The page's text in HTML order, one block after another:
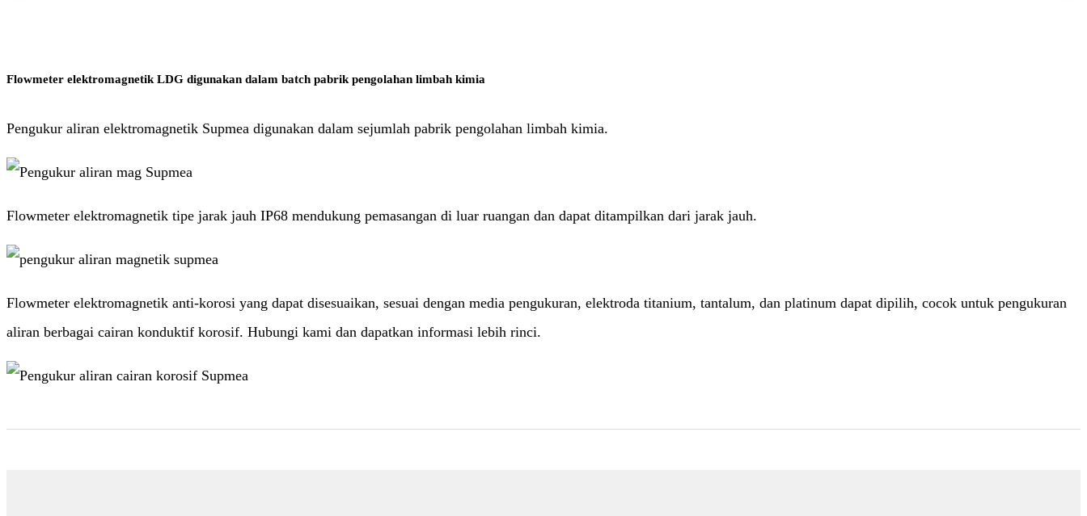
Flowmeter elektromagnetik LDG digunakan dalam batch pabrik pengolahan limbah kimia
Pengukur aliran elektromagnetik Supmea digunakan dalam sejumlah pabrik pengolahan limbah kimia.
Flowmeter elektromagnetik tipe jarak jauh IP68 mendukung pemasangan di luar ruangan dan dapat ditampilkan dari jarak jauh.
Flowmeter elektromagnetik anti-korosi yang dapat disesuaikan, sesuai dengan media pengukuran, elektroda titanium, tantalum, dan platinum dapat dipilih, cocok untuk pengukuran
aliran berbagai cairan konduktif korosif. Hubungi kami dan dapatkan informasi lebih rinci.